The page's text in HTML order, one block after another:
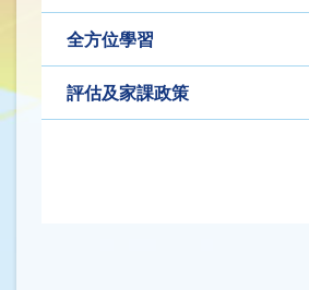
全方位學習
評估及家課政策